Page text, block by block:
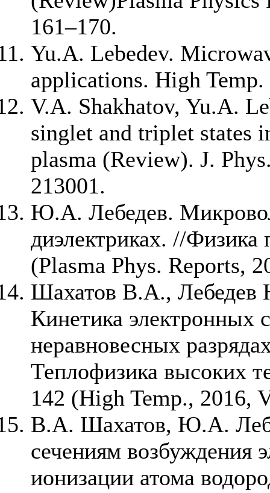
161–170.
Yu.A. Lebedev.
applications. High
V.A. Shakhatov, Yu.A.
singlet and triplet states
plasma (Review). J.
213001.
Ю.А. Лебедев.
диэлектриках. //
(Plasma Phys. Reports,
Шахатов В.А., Лебедев
Кинетика электронных
неравновесных
Теплофизика высоких
142 (High Temp., 2016,
В.А. Шахатов, Ю.А.
сечениям возбуждения
ионизации атома